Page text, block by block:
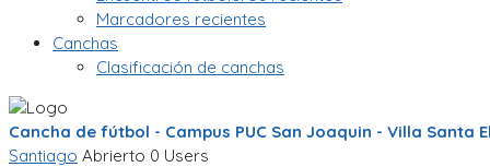
Marcadores recientes
Canchas
Clasificación de canchas
Cancha de fútbol - Campus PUC San Joaquin - Villa Santa
Santiago Abrierto 0 Users